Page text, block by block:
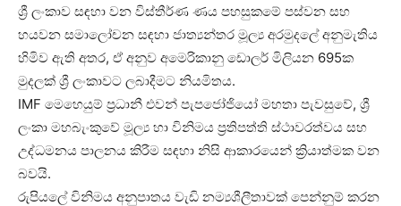
ශ්‍රී ලංකාව සඳහා වන විස්තීර්ණ ණය පහසුකමේ පස්වන සහ
හයවන සමාලෝචන සඳහා ජාත්‍යන්තර මූල්‍ය අරමුදලේ අනුමැතිය
හිමිව ඇති අතර, ඒ අනුව අමෙරිකානු ඩොලර් මිලියන 695ක
මුදලක් ශ්‍රී ලංකාවට ලබාදීමට නියමිතය.
IMF මෙහෙයුම් ප්‍රධානී එවන් පැපජෝජියෝ මහතා පැවසුවේ, ශ්‍රී
ලංකා මහබැංකුවේ මූල්‍ය හා විනිමය ප්‍රතිපත්ති ස්ථාවරත්වය සහ
උද්ධමනය පාලනය කිරීම සඳහා නිසි ආකාරයෙන් ක්‍රියාත්මක වන
බවයි.
රුපියලේ විනිමය අනුපාතය වැඩි නම්‍යශීලීතාවක් පෙන්නුම් කරන